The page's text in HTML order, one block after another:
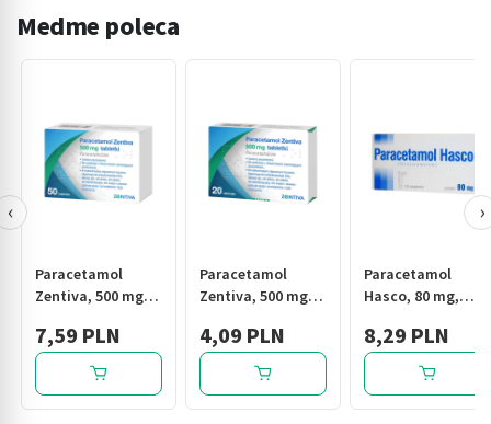
Medme poleca
Paracetamol
Zentiva, 500 mg,
7,59 PLN
Paracetamol
Zentiva, 500 mg,
4,09 PLN
Paracetamol
Hasco, 80 mg,
8,29 PLN
‹ ›